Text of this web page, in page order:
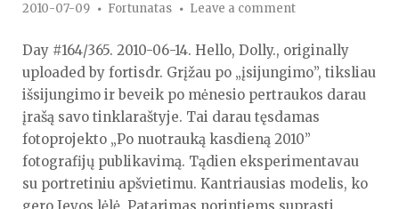
2010-07-09 Fortunatas Leave a comment
Day #164/365. 2010-06-14. Hello, Dolly., originally
uploaded by fortisdr. Grįžau po „įsijungimo”, tiksliau
išsijungimo ir beveik po mėnesio pertraukos darau
įrašą savo tinklaraštyje. Tai darau tęsdamas
fotoprojekto „Po nuotrauką kasdieną 2010”
fotografijų publikavimą. Tądien eksperimentavau
su portretiniu apšvietimu. Kantriausias modelis, ko